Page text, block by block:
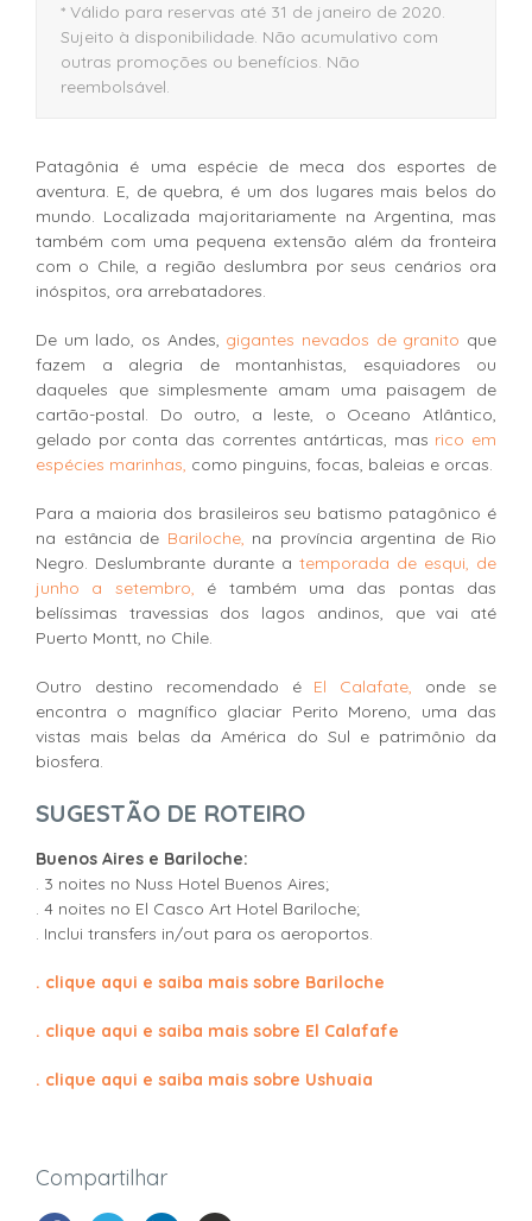
* Válido para reservas até 31 de janeiro de 2020.
Sujeito à disponibilidade. Não acumulativo com
outras promoções ou benefícios. Não
reembolsável.
Patagônia é uma espécie de meca dos esportes de
aventura. E, de quebra, é um dos lugares mais belos do
mundo. Localizada majoritariamente na Argentina, mas
também com uma pequena extensão além da fronteira
com o Chile, a região deslumbra por seus cenários ora
inóspitos, ora arrebatadores.
De um lado, os Andes, gigantes nevados de granito que
fazem a alegria de montanhistas, esquiadores ou
daqueles que simplesmente amam uma paisagem de
cartão-postal. Do outro, a leste, o Oceano Atlântico,
gelado por conta das correntes antárticas, mas rico em
espécies marinhas, como pinguins, focas, baleias e orcas.
Para a maioria dos brasileiros seu batismo patagônico é
na estância de Bariloche, na província argentina de Rio
Negro. Deslumbrante durante a temporada de esqui, de
junho a setembro, é também uma das pontas das
belíssimas travessias dos lagos andinos, que vai até
Puerto Montt, no Chile.
Outro destino recomendado é El Calafate, onde se
encontra o magnífico glaciar Perito Moreno, uma das
vistas mais belas da América do Sul e patrimônio da
biosfera.
SUGESTÃO DE ROTEIRO
Buenos Aires e Bariloche:
. 3 noites no Nuss Hotel Buenos Aires;
. 4 noites no El Casco Art Hotel Bariloche;
. Inclui transfers in/out para os aeroportos.
. clique aqui e saiba mais sobre Bariloche
. clique aqui e saiba mais sobre El Calafafe
. clique aqui e saiba mais sobre Ushuaia
Compartilhar